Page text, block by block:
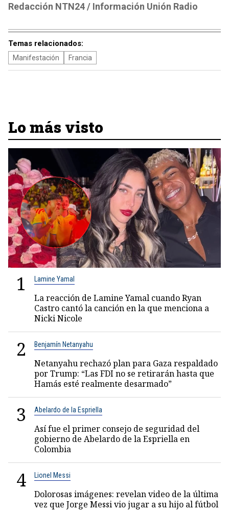
Redacción NTN24 / Información Unión Radio
Temas relacionados:
Manifestación Francia
Lo más visto
1 Lamine Yamal
La reacción de Lamine Yamal cuando Ryan
Castro cantó la canción en la que menciona a
Nicki Nicole
2 Benjamín Netanyahu
Netanyahu rechazó plan para Gaza respaldado
por Trump: “Las FDI no se retirarán hasta que
Hamás esté realmente desarmado”
3 Abelardo de la Espriella
Así fue el primer consejo de seguridad del
gobierno de Abelardo de la Espriella en
Colombia
4 Lionel Messi
Dolorosas imágenes: revelan video de la última
vez que Jorge Messi vio jugar a su hijo al fútbol